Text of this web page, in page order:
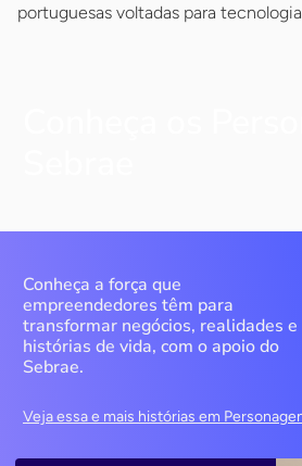
portuguesas voltadas para tecnologia
Conheça a força que
empreendedores têm para
transformar negócios, realidades e
histórias de vida, com o apoio do
Sebrae.
Veja essa e mais histórias em